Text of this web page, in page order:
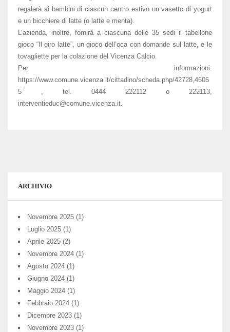
regalerà ai bambini di ciascun centro estivo un vasetto di yogurt
e un bicchiere di latte (o latte e menta).
L’azienda, inoltre, fornirà a ciascuna delle 35 sedi il tabellone
gioco “Il giro latte”, un gioco dell’oca con domande sul latte, e le
tovagliette per la colazione del Vicenza Calcio.
Per informazioni:
https://www.comune.vicenza.it/cittadino/scheda.php/42728,4605
5 , tel. 0444 222112 o 222113,
interventieduc@comune.vicenza.it.
ARCHIVIO
Novembre 2025 (1)
Luglio 2025 (1)
Aprile 2025 (2)
Novembre 2024 (1)
Agosto 2024 (1)
Giugno 2024 (1)
Maggio 2024 (1)
Febbraio 2024 (1)
Dicembre 2023 (1)
Novembre 2023 (1)